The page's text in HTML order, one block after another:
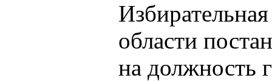
области
на должность